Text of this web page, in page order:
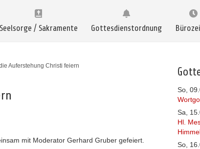
Seelsorge / Sakramente Gottesdienstordnung
Auferstehung Christi feiern
mit Moderator Gerhard Gruber gefeiert.
So,
Sa,
Hl.
So,